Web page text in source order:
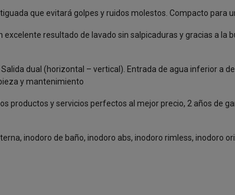
que evitará golpes y ruidos molestos. Compacto para
resultado de lavado sin salpicaduras y gracias a
Salida dual (horizontal – vertical). Entrada de agua inferior
y mantenimiento
productos y servicios perfectos al mejor precio, 2 años de
inodoro de baño, inodoro abs, inodoro rimless, inodoro